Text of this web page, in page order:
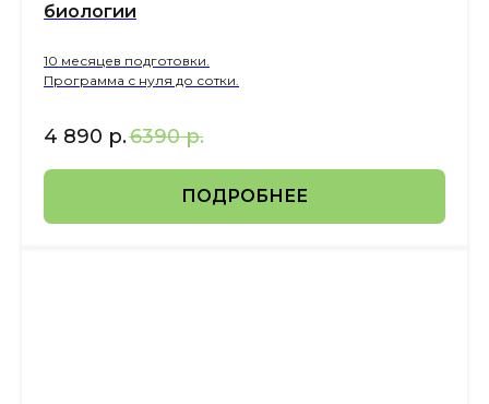
биологии
10 месяцев подготовки.
Программа с нуля до сотки.
4 890 р.6390 р.
ПОДРОБНЕЕ